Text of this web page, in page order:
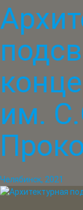
им.
Челябинск, 2021